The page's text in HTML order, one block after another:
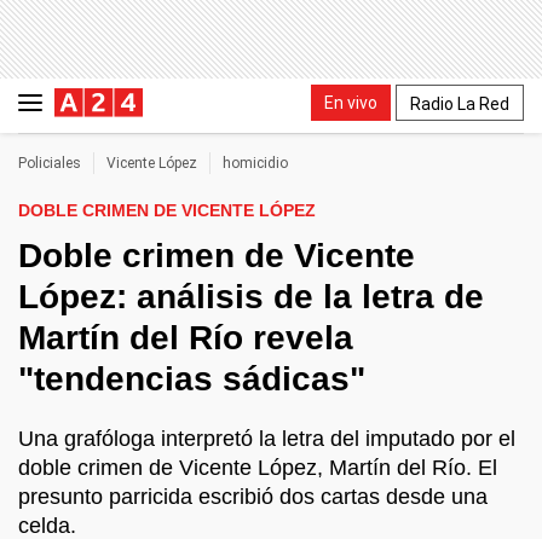
En vivo Radio La Red
Policiales Vicente López homicidio
DOBLE CRIMEN DE VICENTE LÓPEZ
Doble crimen de Vicente
López: análisis de la letra de
Martín del Río revela
"tendencias sádicas"
Una grafóloga interpretó la letra del imputado por el
doble crimen de Vicente López, Martín del Río. El
presunto parricida escribió dos cartas desde una
celda.